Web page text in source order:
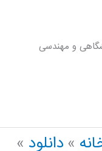
و مهندسی
دانلود